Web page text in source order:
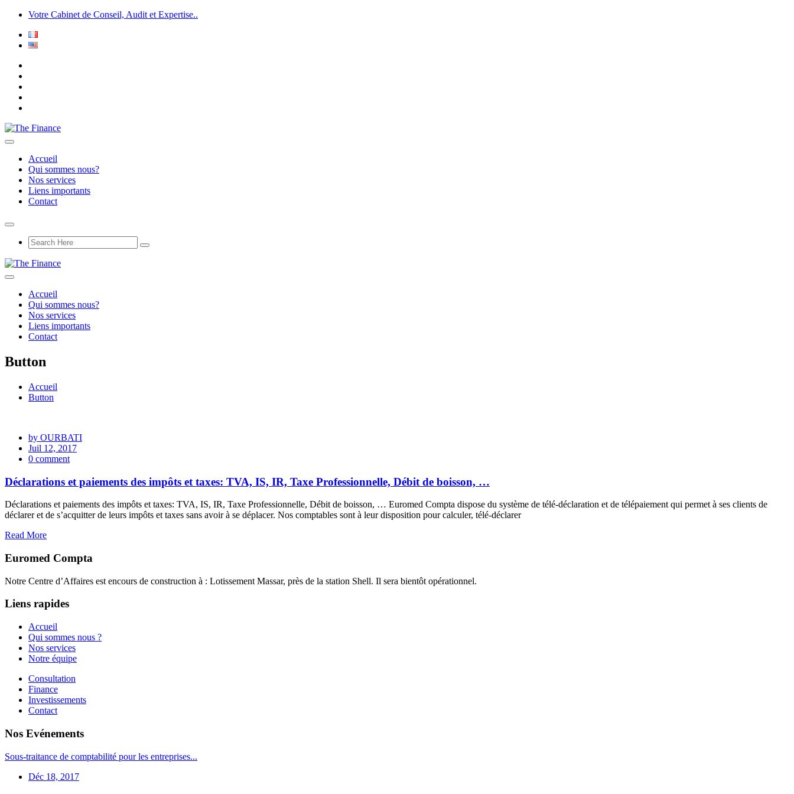
Votre Cabinet de Conseil, Audit et Expertise..
Accueil
Qui sommes nous?
Nos services
Liens importants
Contact
Accueil
Qui sommes nous?
Nos services
Liens importants
Contact
Button
Accueil
Button
by OURBATI
Juil 12, 2017
0 comment
Déclarations et paiements des impôts et taxes: TVA, IS, IR, Taxe Professionnelle, Débit de boisson, …
Déclarations et paiements des impôts et taxes: TVA, IS, IR, Taxe Professionnelle, Débit de boisson, … Euromed Compta dispose du système de télé-déclaration et de télépaiement qui permet à ses clients de
déclarer et de s’acquitter de leurs impôts et taxes sans avoir à se déplacer. Nos comptables sont à leur disposition pour calculer, télé-déclarer
Read More
Euromed Compta
Notre Centre d’Affaires est encours de construction à : Lotissement Massar, près de la station Shell. Il sera bientôt opérationnel.
Liens rapides
Accueil
Qui sommes nous ?
Nos services
Notre équipe
Consultation
Finance
Investissements
Contact
Nos Evénements
Sous-traitance de comptabilité pour les entreprises...
Déc 18, 2017